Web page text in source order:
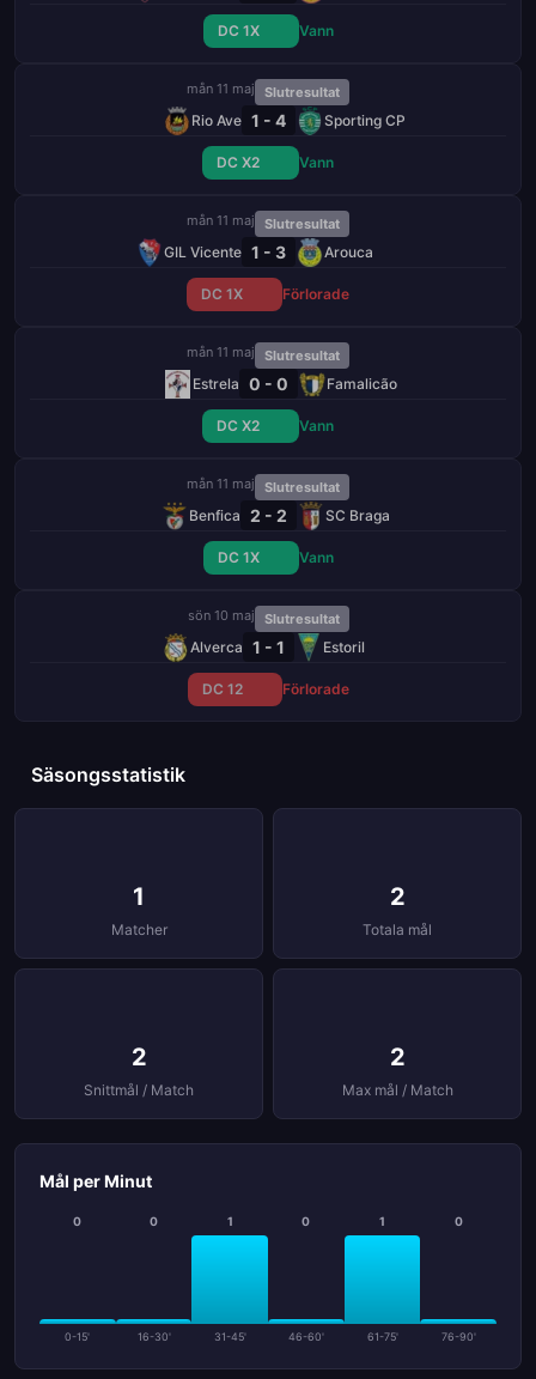
DC 1X Vann
mån 11 maj Slutresultat
Rio Ave 1 - 4 Sporting CP
DC X2 Vann
mån 11 maj Slutresultat
GIL Vicente 1 - 3 Arouca
DC 1X Förlorade
mån 11 maj Slutresultat
Estrela 0 - 0 Famalicão
DC X2 Vann
mån 11 maj Slutresultat
Benfica 2 - 2 SC Braga
DC 1X Vann
sön 10 maj Slutresultat
Alverca 1 - 1 Estoril
DC 12 Förlorade
Säsongsstatistik
1
Matcher
2
Totala mål
2
Snittmål / Match
2
Max mål / Match
Mål per Minut
0
0-15'
0
16-30'
1
31-45'
0
46-60'
1
61-75'
0
76-90'